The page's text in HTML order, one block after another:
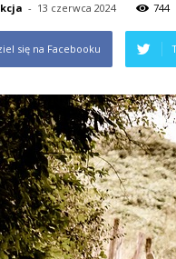
- 13 czerwca 2024 744
się na Facebooku